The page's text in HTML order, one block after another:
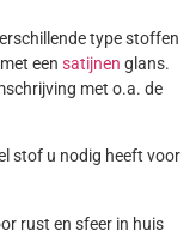
type stoffen
met een satijnen glans.
met o.a. de
stof u nodig heeft voor
rust en sfeer in huis